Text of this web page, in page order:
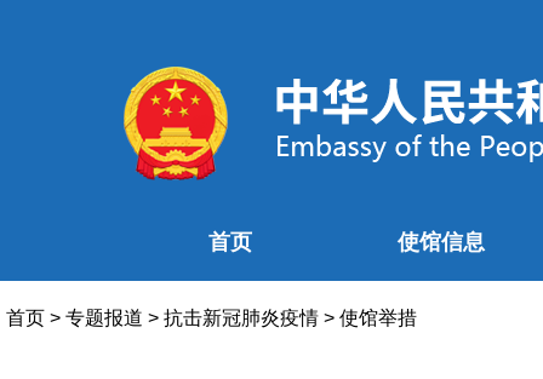
首页 使馆信息
首页 > 专题报道 > 抗击新冠肺炎疫情 > 使馆举措